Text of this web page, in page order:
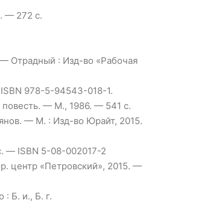
— 272 c.
Отрадный : Изд-во «Рабочая
978-5-94543-018-1.
— М., 1986. — 541 с.
— М. : Изд-во Юрайт, 2015.
— ISBN 5-08-002017-2
центр «Петровский», 2015. —
: Б. и., Б. г.